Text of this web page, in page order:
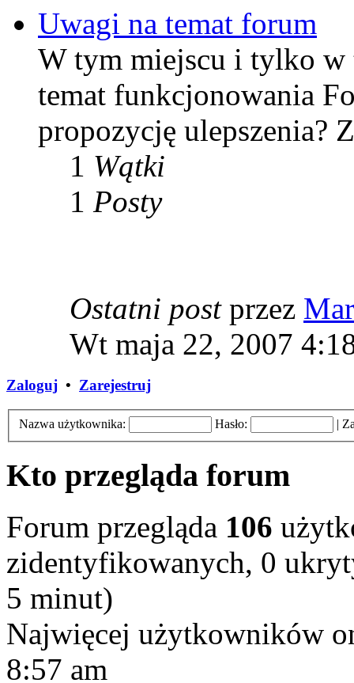
Uwagi na temat forum
W tym miejscu i tylko w
temat funkcjonowania
propozycję ulepszenia?
1 Wątki
1 Posty
Ostatni postprzez
Wt maja 22, 2007
Zaloguj • Zarejestruj
Nazwa użytkownika: Hasło: |
Kto przegląda forum
Forum przegląda 106
zidentyfikowanych, 0
5 minut)
Najwięcej użytkowników
8:57 am